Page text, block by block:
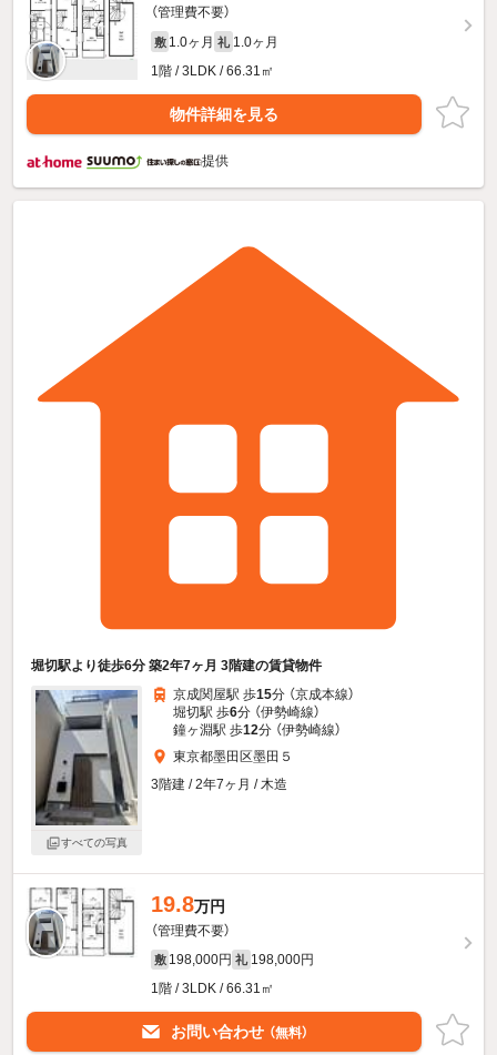
（管理費不要）
敷 1.0ヶ月 礼 1.0ヶ月
1階 / 3LDK / 66.31㎡
物件詳細を見る
提供
堀切駅より徒歩6分 築2年7ヶ月 3階建の賃貸物件
すべての写真
京成関屋駅 歩15分 （京成本線）
堀切駅 歩6分 （伊勢崎線）
鐘ヶ淵駅 歩12分 （伊勢崎線）
東京都墨田区墨田５
3階建 / 2年7ヶ月 / 木造
19.8万円
（管理費不要）
敷 198,000円 礼 198,000円
1階 / 3LDK / 66.31㎡
お問い合わせ （無料）